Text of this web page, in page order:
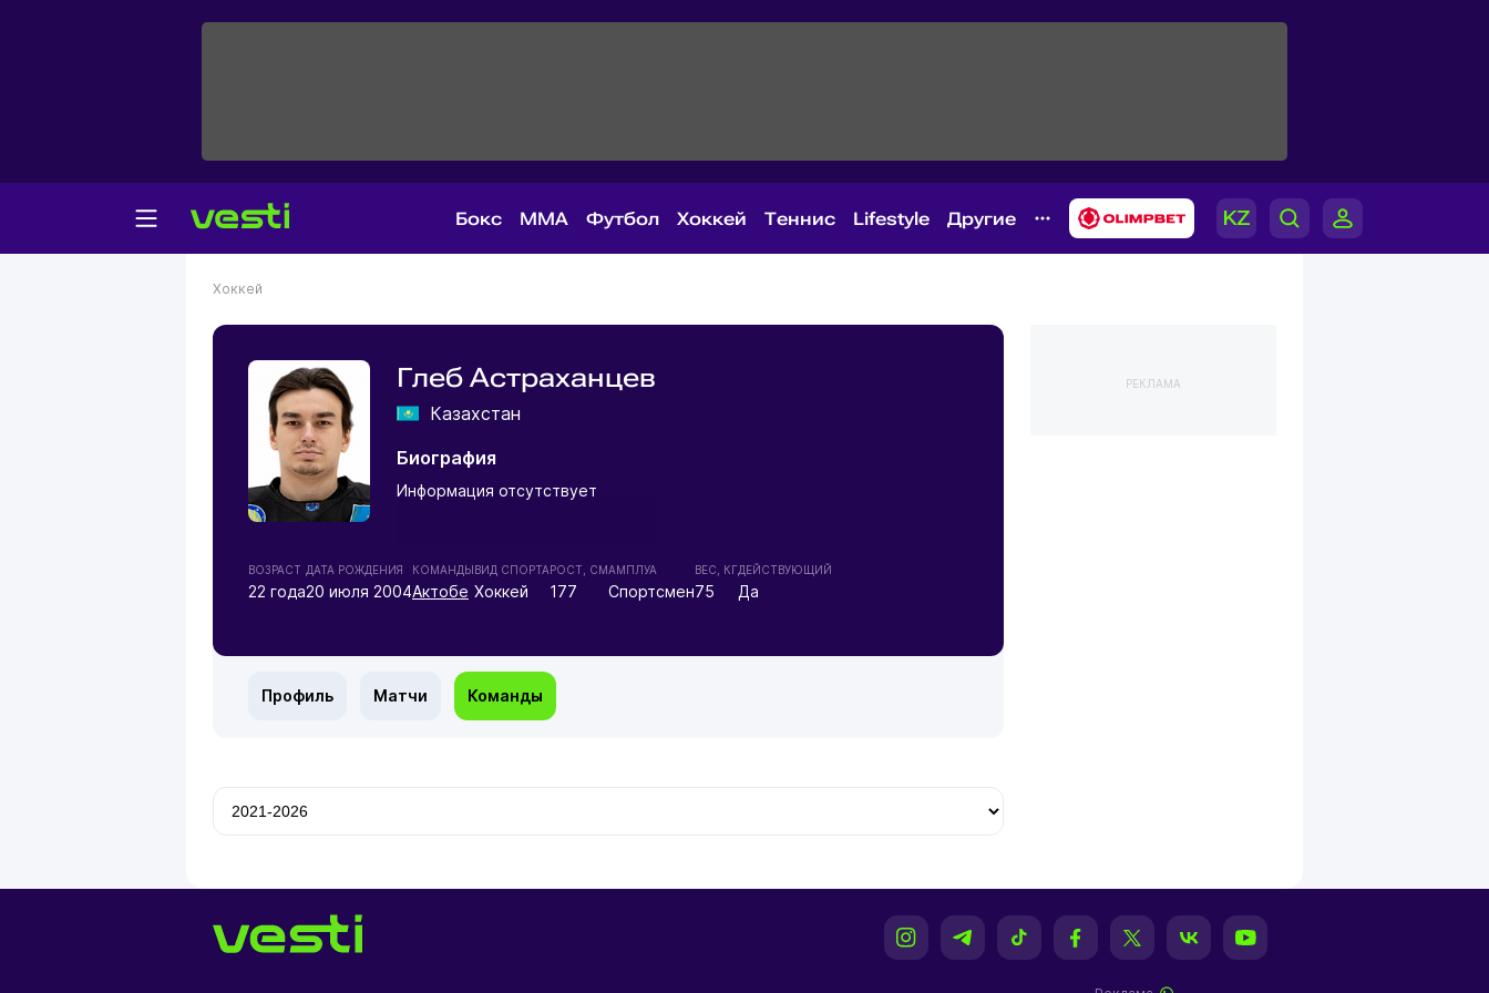
Бокс MMA Футбол Хоккей Теннис Lifestyle Другие
Хоккей
Глеб Астраханцев
Казахстан
Биография
Информация отсутствует
ВОЗРАСТ
22 года
ДАТА РОЖДЕНИЯ
20 июля 2004
КОМАНДЫ
Актобе
ВИД СПОРТА
Хоккей
РОСТ, СМ
177
АМПЛУА
Спортсмен
ВЕС, КГ
75
ДЕЙСТВУЮЩИЙ
Да
Профиль Матчи Команды
РЕКЛАМА